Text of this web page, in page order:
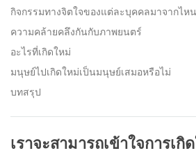
กิจกรรมทางจิตใจของแต่ละบุคคลมาจากไหน
ความคล้ายคลึงกันกับภาพยนตร์
อะไรที่เกิดใหม่
มนุษย์ไปเกิดใหม่เป็นมนุษย์เสมอหรือไม่
บทสรุป
เราจะสามารถเข้าใจการเกิ